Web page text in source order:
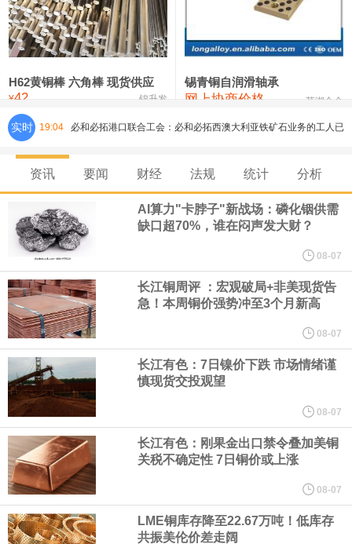
铸造铝合金锭(ZLD104) 24,300—24,500 24,400
压铸锌合金锭 26,500—26,700
氯化镍 38,300—40,300 39,300 0
H62黄铜棒 六角棒 现货供应
¥42 锦升发
锡青铜自润滑轴承
网上协商价格 芜湖合金
实时 19:04 必和必拓港口联合工会：必和必拓西澳大利亚铁矿石业务的工人已
通知，将于8月9日实施24小时停工。
8月7日，宇树科技董事长王兴兴网上路演时表示，报告期内，公司
研发费用金额分别为4,995.18万元、7,001.70万元、14,496.56万
元，最近3年复合增长率达70.36%，呈快速增长趋势，并形成多项
核心技术和知识产权。截至2026年1月31日，公司拥有262项专利权
（含境内发明专利20项）。
纽约期银日内涨4%，现报64.08美元/盎司。
宇树科技董事长、总经理兼首席技术官王兴兴在网上路演时表示，
经过多年研发创新和技术积累，公司逐步形成了包括一体化关节集
成技术、高紧凑度机器人身体集成技术、机器人激光雷达全自研核
资讯 要闻 财经 法规 统计 分析
AI算力"卡脖子"新战场：磷化铟供需
缺口超70%，谁在闷声发大财？
08-07
长江铜周评 ：宏观破局+非美现货告
急！本周铜价强势冲至3个月新高
08-07
长江有色：7日镍价下跌 市场情绪谨
慎现货交投观望
08-07
长江有色：刚果金出口禁令叠加美铜
关税不确定性 7日铜价或上涨
08-07
LME铜库存降至22.67万吨！低库存
共振美伦价差走阔